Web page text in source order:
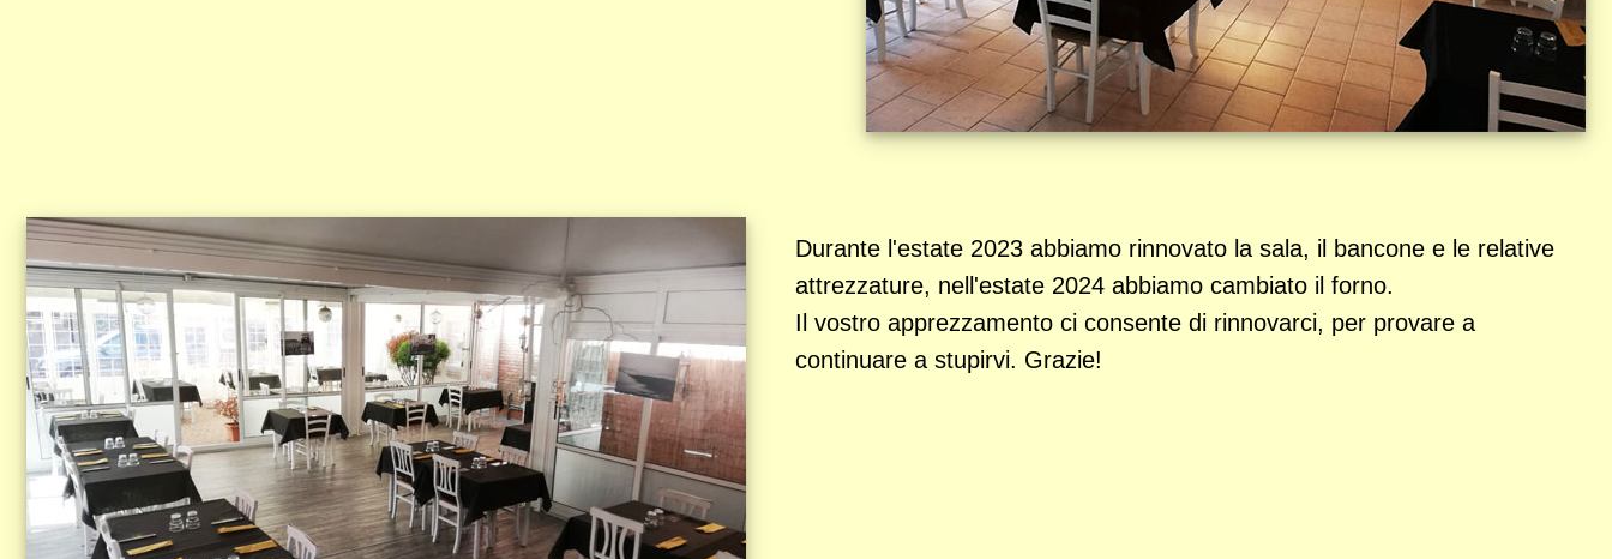
Durante l'estate 2023 abbiamo rinnovato la sala, il bancone e le relative
attrezzature, nell'estate 2024 abbiamo cambiato il forno.
Il vostro apprezzamento ci consente di rinnovarci, per provare a
continuare a stupirvi. Grazie!